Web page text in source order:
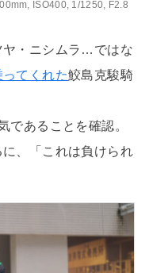
ISO400, 1/1250, F2.8
ヤ・ニシムラ…ではな
てくれた鮫島克駿騎
であることを確認。
、「これは負けられ